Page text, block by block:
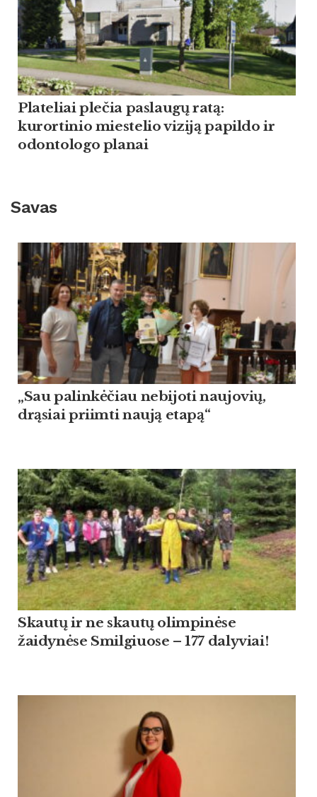
Plateliai plečia paslaugų ratą:
kurortinio miestelio viziją papildo ir
odontologo planai
Savas
„Sau palinkėčiau nebijoti naujovių,
drąsiai priimti naują etapą“
Skautų ir ne skautų olimpinėse
žaidynėse Smilgiuose – 177 dalyviai!